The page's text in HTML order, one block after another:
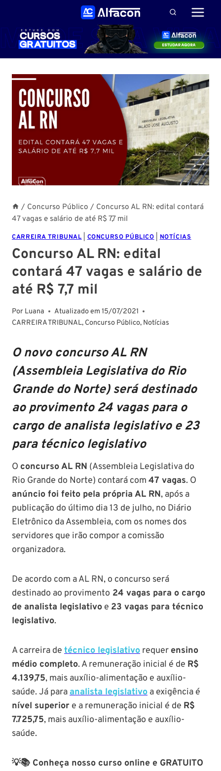
Conteúdo
/ Concurso Público / Concurso AL RN: edital contará
47 vagas e salário de até R$ 7,7 mil
CARREIRA TRIBUNAL|CONCURSO PÚBLICO|NOTÍCIAS
Concurso AL RN: edital
contará 47 vagas e salário de
até R$ 7,7 mil
Por Luana Atualizado em 15/07/2021
CARREIRA TRIBUNAL, Concurso Público, Notícias
O novo concurso AL RN
(Assembleia Legislativa do Rio
Grande do Norte) será destinado
ao provimento 24 vagas para o
cargo de analista legislativo e 23
para técnico legislativo
O concurso AL RN (Assembleia Legislativa do
Rio Grande do Norte) contará com 47 vagas. O
anúncio foi feito pela própria AL RN, após a
publicação do último dia 13 de julho, no Diário
Eletrônico da Assembleia, com os nomes dos
servidores que irão compor a comissão
organizadora.
De acordo com a AL RN, o concurso será
destinado ao provimento 24 vagas para o cargo
de analista legislativo e 23 vagas para técnico
legislativo.
A carreira de técnico legislativo requer ensino
médio completo. A remuneração inicial é de R$
4.139,75, mais auxílio-alimentação e auxílio-
saúde. Já paraanalista legislativo a exigência é
nível superior e a remuneração inicial é de R$
7.725,75, mais auxílio-alimentação e auxílio-
saúde.
💡📚 Conheça nosso curso online e GRATUITO